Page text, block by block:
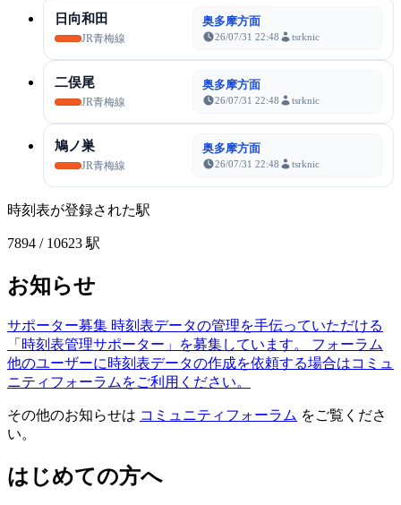
日向和田
JR青梅線
奥多摩方面
26/07/31 22:48 tsrknic
二俣尾
JR青梅線
奥多摩方面
26/07/31 22:48 tsrknic
鳩ノ巣
JR青梅線
奥多摩方面
26/07/31 22:48 tsrknic
時刻表が登録された駅
7894 / 10623 駅
お知らせ
サポーター募集 時刻表データの管理を手伝っていただける
「時刻表管理サポーター」を募集しています。
フォーラム
他のユーザーに時刻表データの作成を依頼する場合はコミュ
ニティフォーラムをご利用ください。
その他のお知らせは コミュニティフォーラム をご覧くださ
い。
はじめての方へ